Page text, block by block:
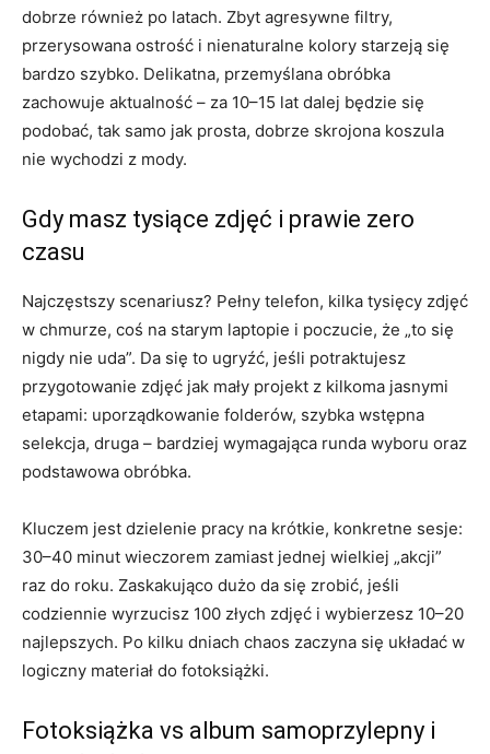
dobrze również po latach. Zbyt agresywne filtry,
przerysowana ostrość i nienaturalne kolory starzeją się
bardzo szybko. Delikatna, przemyślana obróbka
zachowuje aktualność – za 10–15 lat dalej będzie się
podobać, tak samo jak prosta, dobrze skrojona koszula
nie wychodzi z mody.
Gdy masz tysiące zdjęć i prawie zero
czasu
Najczęstszy scenariusz? Pełny telefon, kilka tysięcy zdjęć
w chmurze, coś na starym laptopie i poczucie, że „to się
nigdy nie uda”. Da się to ugryźć, jeśli potraktujesz
przygotowanie zdjęć jak mały projekt z kilkoma jasnymi
etapami: uporządkowanie folderów, szybka wstępna
selekcja, druga – bardziej wymagająca runda wyboru oraz
podstawowa obróbka.
Kluczem jest dzielenie pracy na krótkie, konkretne sesje:
30–40 minut wieczorem zamiast jednej wielkiej „akcji”
raz do roku. Zaskakująco dużo da się zrobić, jeśli
codziennie wyrzucisz 100 złych zdjęć i wybierzesz 10–20
najlepszych. Po kilku dniach chaos zaczyna się układać w
logiczny materiał do fotoksiążki.
Fotoksiążka vs album samoprzylepny i